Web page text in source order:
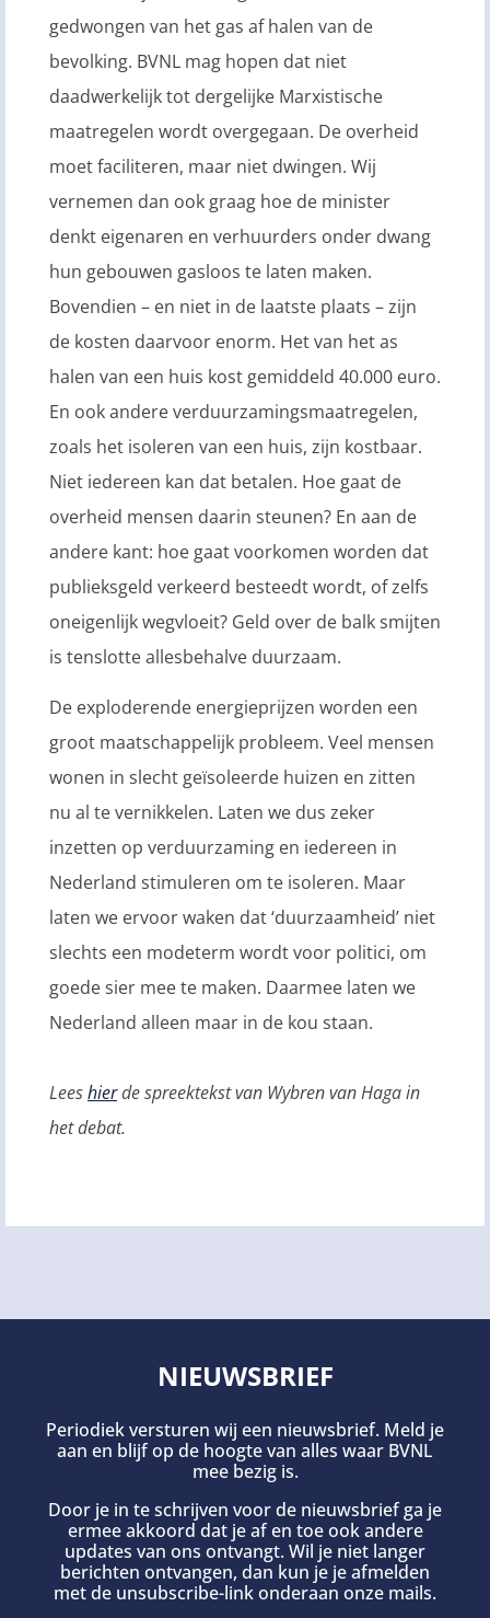
gedwongen van het gas af halen van de
bevolking. BVNL mag hopen dat niet
daadwerkelijk tot dergelijke Marxistische
maatregelen wordt overgegaan. De overheid
moet faciliteren, maar niet dwingen. Wij
vernemen dan ook graag hoe de minister
denkt eigenaren en verhuurders onder dwang
hun gebouwen gasloos te laten maken.
Bovendien – en niet in de laatste plaats – zijn
de kosten daarvoor enorm. Het van het as
halen van een huis kost gemiddeld 40.000 euro.
En ook andere verduurzamingsmaatregelen,
zoals het isoleren van een huis, zijn kostbaar.
Niet iedereen kan dat betalen. Hoe gaat de
overheid mensen daarin steunen? En aan de
andere kant: hoe gaat voorkomen worden dat
publieksgeld verkeerd besteedt wordt, of zelfs
oneigenlijk wegvloeit? Geld over de balk smijten
is tenslotte allesbehalve duurzaam.
De exploderende energieprijzen worden een
groot maatschappelijk probleem. Veel mensen
wonen in slecht geïsoleerde huizen en zitten
nu al te vernikkelen. Laten we dus zeker
inzetten op verduurzaming en iedereen in
Nederland stimuleren om te isoleren. Maar
laten we ervoor waken dat ‘duurzaamheid’ niet
slechts een modeterm wordt voor politici, om
goede sier mee te maken. Daarmee laten we
Nederland alleen maar in de kou staan.
Leeshierde spreektekst van Wybren van Haga in
het debat.
NIEUWSBRIEF
Periodiek versturen wij een nieuwsbrief. Meld je
aan en blijf op de hoogte van alles waar BVNL
mee bezig is.
Door je in te schrijven voor de nieuwsbrief ga je
ermee akkoord dat je af en toe ook andere
updates van ons ontvangt. Wil je niet langer
berichten ontvangen, dan kun je je afmelden
met de unsubscribe-link onderaan onze mails.